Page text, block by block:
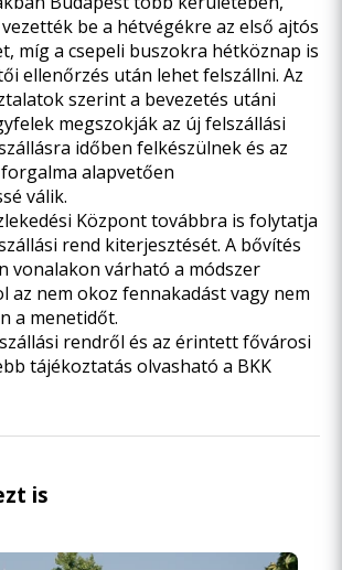
be a hétvégékre az első ajtós
míg a csepeli buszokra hétköznap is
ellenőrzés után lehet felszállni. Az
szerint a bevezetés utáni
megszokják az új felszállási
időben felkészülnek és az
alapvetően
válik.
Központ továbbra is folytatja
rend kiterjesztését. A bővítés
vonalakon várható a módszer
az nem okoz fennakadást vagy nem
a menetidőt.
rendről és az érintett fővárosi
tájékoztatás olvasható a BKK
is